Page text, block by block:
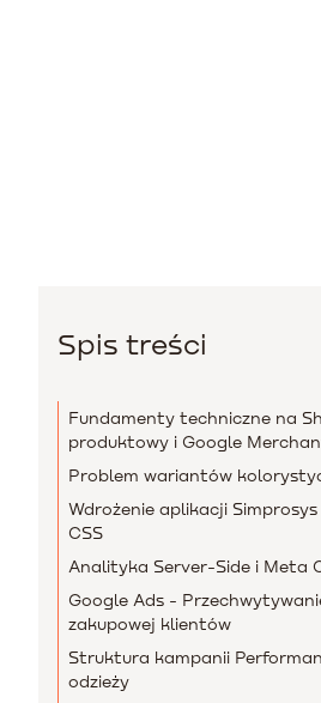
Spis treści
Fundamenty techniczne na
produktowy i Google
Problem wariantów
Wdrożenie aplikacji
CSS
Analityka Server-Side i Meta
Google Ads -
zakupowej klientów
Struktura kampanii
odzieży